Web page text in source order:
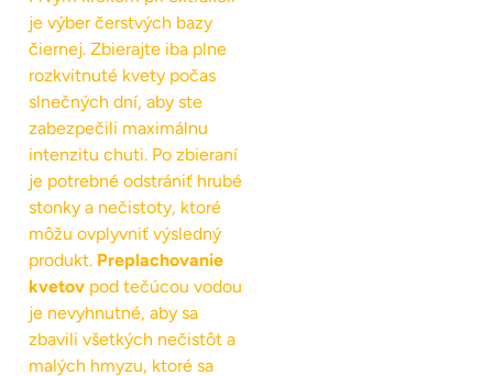
je výber čerstvých bazy
čiernej. Zbierajte iba plne
rozkvitnuté kvety počas
slnečných dní, aby ste
zabezpečili maximálnu
intenzitu chuti. Po zbieraní
je potrebné odstrániť hrubé
stonky a nečistoty, ktoré
môžu ovplyvniť výsledný
produkt. Preplachovanie
kvetov pod tečúcou vodou
je nevyhnutné, aby sa
zbavili všetkých nečistôt a
malých hmyzu, ktoré sa